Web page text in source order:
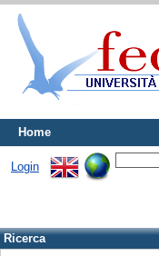
Home
Login
Ricerca